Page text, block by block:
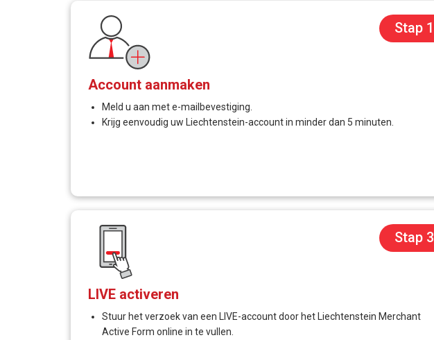
Stap 1
Account aanmaken
Meld u aan met e-mailbevestiging.
Krijg eenvoudig uw Liechtenstein-account in minder dan 5 minuten.
Stap 3
LIVE activeren
Stuur het verzoek van een LIVE-account door het Liechtenstein Merchant
Active Form online in te vullen.